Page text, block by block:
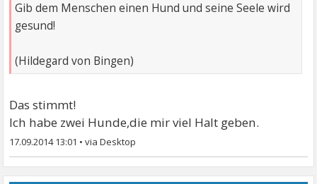
Gib dem Menschen einen Hund und seine Seele wird
gesund!
(Hildegard von Bingen)
Das stimmt!
Ich habe zwei Hunde,die mir viel Halt geben.
17.09.2014 13:01 •